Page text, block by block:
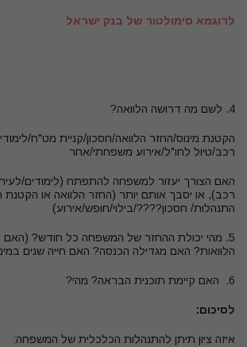
לדוגמא סימולטור של בנק ישראל
4. לשם מה דרושה הלוואה ?
הקטנת מינוס/החזר הלוואה/חסכון/קניית מט"ח/
רכב/טיול לחו"ל/אירוע משפחתי/אחר
האם הצורך יעזור למשפחה להתפתח (לימודים/
רכב), או יסבך אותם יותר (החזר הלוואה או הקטנת
התנהלות/ חסכון????/בילוי/חופש/אירוע)
5. מהי יכולת ההחזר של המשפחה כל חודש ? (האם
הלוואות? האם מגדילה הכנסה? האם חייה שנים
6. האם קיימת תוכנית הבראה? מהי?
לסיכום:
איזה ציון תיתן להתנהלות הכלכלית של המשפחה: